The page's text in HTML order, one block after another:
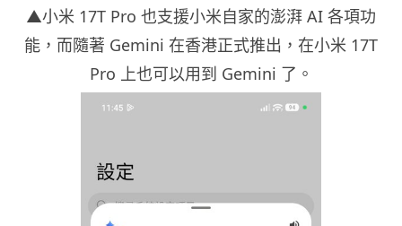
▲小米 17T Pro 也支援小米自家的澎湃 AI 各項功
能，而隨著 Gemini 在香港正式推出，在小米 17T
Pro 上也可以用到 Gemini 了。